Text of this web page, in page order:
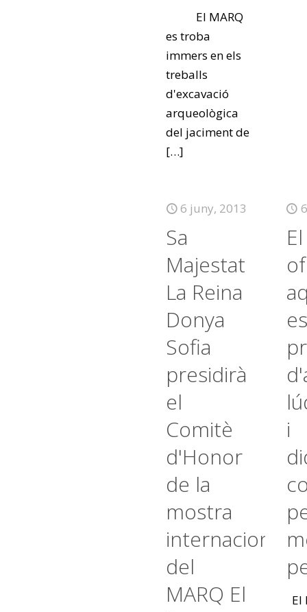
El MARQ
es troba
immers en els
treballs
d'excavació
arqueològica
del jaciment de
[…]
6 juny, 2013
Sa
Majestat
La Reina
Donya
Sofia
presidirà
el
Comitè
d'Honor
de la
mostra
internacional
del
MARQ El
i
El